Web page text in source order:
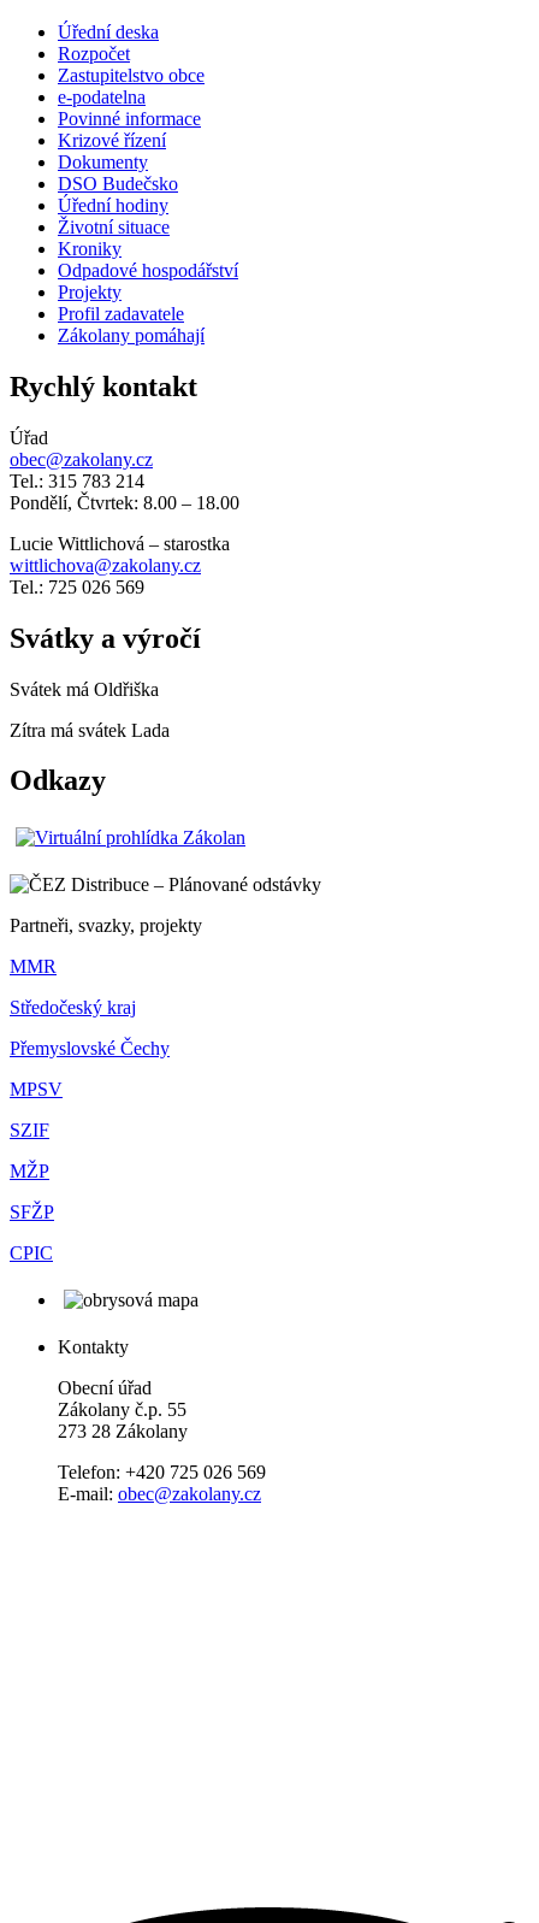
Úřední deska
Rozpočet
Zastupitelstvo obce
e-podatelna
Povinné informace
Krizové řízení
Dokumenty
DSO Budečsko
Úřední hodiny
Životní situace
Kroniky
Odpadové hospodářství
Projekty
Profil zadavatele
Zákolany pomáhají
Rychlý kontakt
Úřad
obec@zakolany.cz
Tel.: 315 783 214
Pondělí, Čtvrtek: 8.00 – 18.00
Lucie Wittlichová – starostka
wittlichova@zakolany.cz
Tel.: 725 026 569
Svátky a výročí
Svátek má Oldřiška
Zítra má svátek Lada
Odkazy
Partneři, svazky, projekty
MMR
Středočeský kraj
Přemyslovské Čechy
MPSV
SZIF
MŽP
SFŽP
CPIC
Kontakty
Obecní úřad
Zákolany č.p. 55
273 28 Zákolany
Telefon: +420 725 026 569
E-mail: obec@zakolany.cz